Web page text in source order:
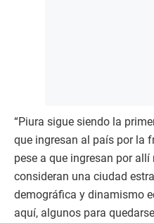
“Piura sigue siendo la
que ingresan al país por la
pese a que ingresan por
consideran una ciudad
demográfica y dinamismo
aquí, algunos para